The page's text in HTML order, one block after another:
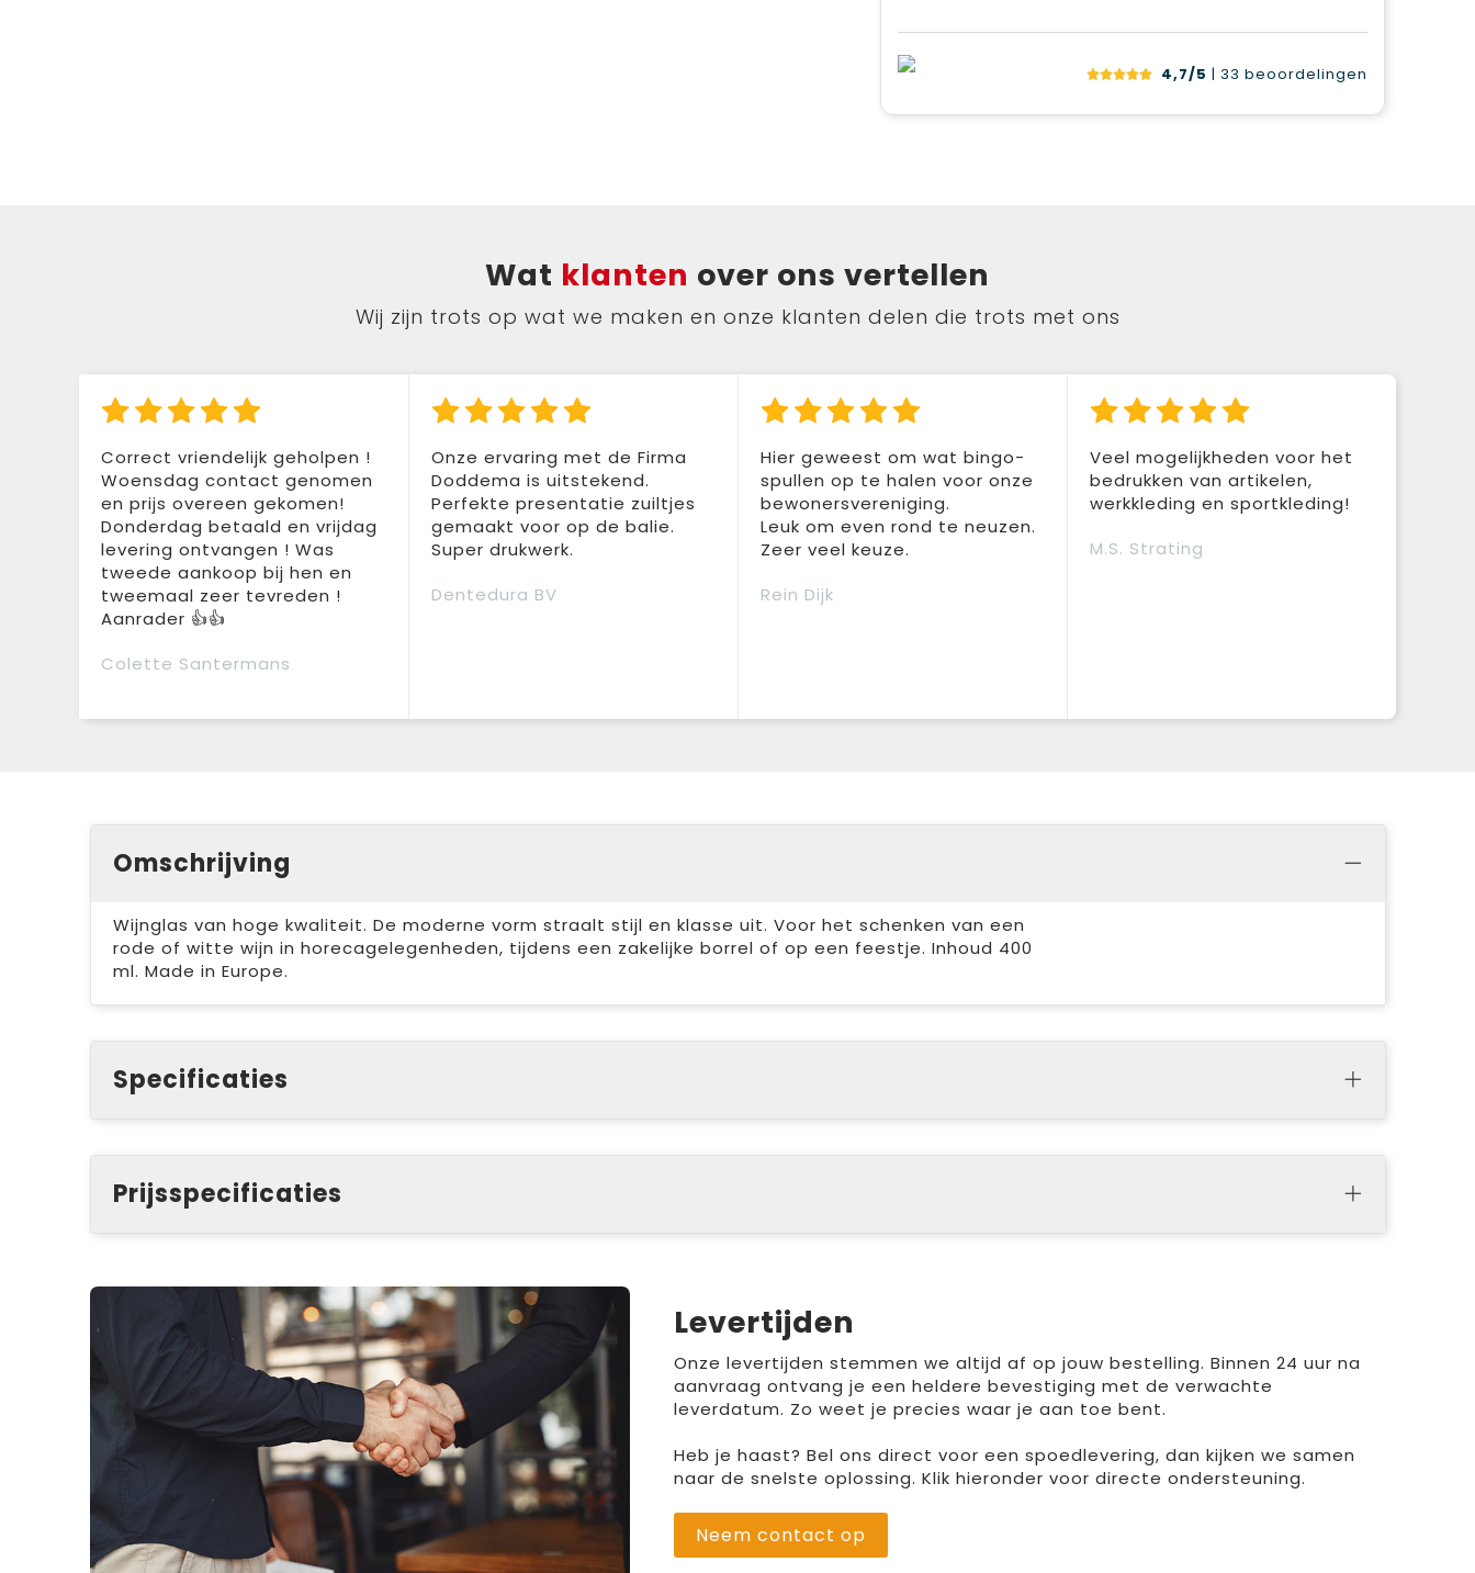
4,7/5 | 33 beoordelingen
Wat klanten over ons vertellen
Wij zijn trots op wat we maken en onze klanten delen die trots met ons
Correct vriendelijk geholpen !
Woensdag contact genomen
en prijs overeen gekomen!
Donderdag betaald en vrijdag
levering ontvangen ! Was
tweede aankoop bij hen en
tweemaal zeer tevreden !
Aanrader 👍👍
Colette Santermans
Onze ervaring met de Firma
Doddema is uitstekend.
Perfekte presentatie zuiltjes
gemaakt voor op de balie.
Super drukwerk.
Dentedura BV
Hier geweest om wat bingo-
spullen op te halen voor onze
bewonersvereniging.
Leuk om even rond te neuzen.
Zeer veel keuze.
Rein Dijk
Veel mogelijkheden voor het
bedrukken van artikelen,
werkkleding en sportkleding!
M.S. Strating
Omschrijving
Wijnglas van hoge kwaliteit. De moderne vorm straalt stijl en klasse uit. Voor het schenken van een
rode of witte wijn in horecagelegenheden, tijdens een zakelijke borrel of op een feestje. Inhoud 400
ml. Made in Europe.
Specificaties
Prijsspecificaties
Levertijden
Onze levertijden stemmen we altijd af op jouw bestelling. Binnen 24 uur na
aanvraag ontvang je een heldere bevestiging met de verwachte
leverdatum. Zo weet je precies waar je aan toe bent.
Heb je haast? Bel ons direct voor een spoedlevering, dan kijken we samen
naar de snelste oplossing. Klik hieronder voor directe ondersteuning.
Neem contact op